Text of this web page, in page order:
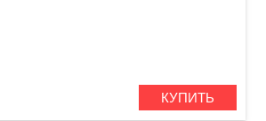
КУПИТЬ